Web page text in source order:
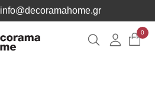
info@decoramahome.gr
Αναζήτηση
0